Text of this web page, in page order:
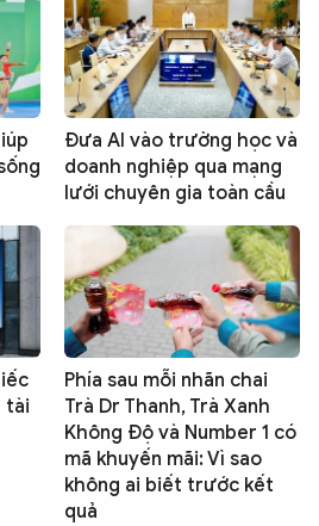
Đưa AI vào trường học và
doanh nghiệp qua mạng
lưới chuyên gia toàn cầu
tài
Phía sau mỗi nhãn chai
Trà Dr Thanh, Trà Xanh
Không Độ và Number 1 có
mã khuyến mãi: Vì sao
không ai biết trước kết
quả